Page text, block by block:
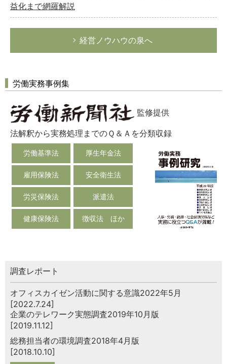
益化まで網羅解説
経営ノウハウの泉へ
労働実務事例集
監修提供
法解釈から実務処理までのＱ＆Ａを分類収録
労働基準法 厚生年金法
雇用保険法 安全衛生法
労災保険法 派遣法
健康保険法 徴収法 ほか
調査レポート
オフィスカイゼン活動に関する意識2022年5月
[2022.7.24]
企業のテレワーク実態調査2019年10月版
[2019.11.12]
総務担当者の環境調査2018年4月版
[2018.10.10]